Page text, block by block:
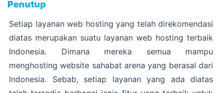
Penutup
Setiap layanan web hosting yang telah direkomendasi
diatas merupakan suatu layanan web hosting terbaik
Indonesia. Dimana mereka semua mampu
menghosting website sahabat arena yang berasal dari
Indonesia. Sebab, setiap layanan yang ada diatas